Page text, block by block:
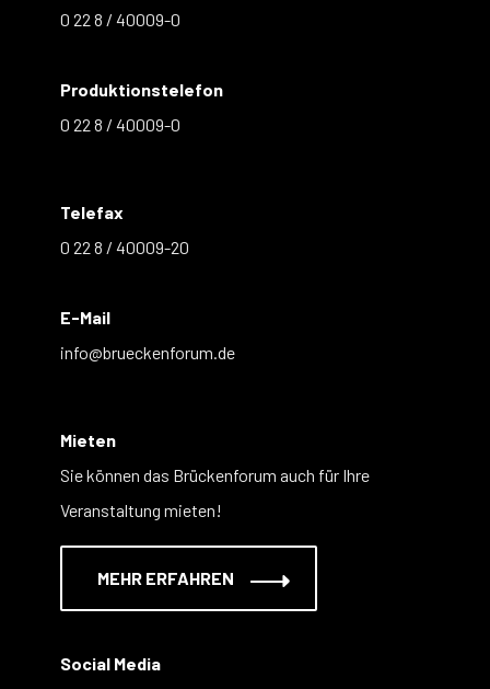
0 22 8 / 40009-0
Produktionstelefon
0 22 8 / 40009-0
Telefax
0 22 8 / 40009-20
E-Mail
info@brueckenforum.de
Mieten
Sie können das Brückenforum auch für Ihre
Veranstaltung mieten!
MEHR ERFAHREN
Social Media